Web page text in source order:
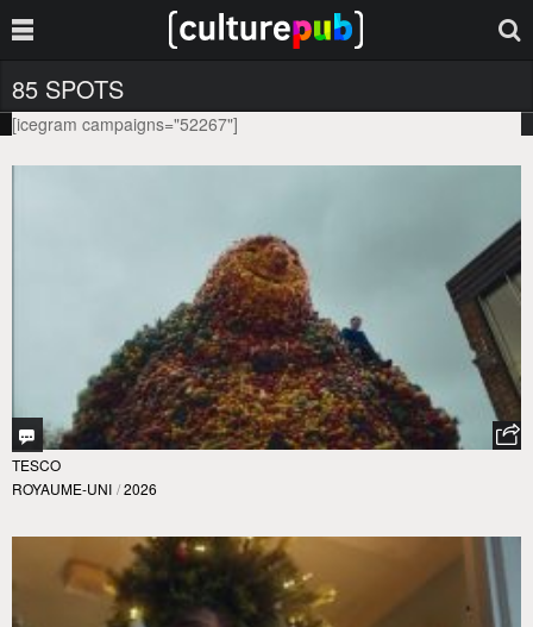
85 SPOTS
[icegram campaigns="52267"]
TESCO
ROYAUME-UNI / 2026